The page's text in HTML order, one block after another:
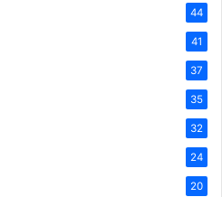
44
41
37
35
32
24
20